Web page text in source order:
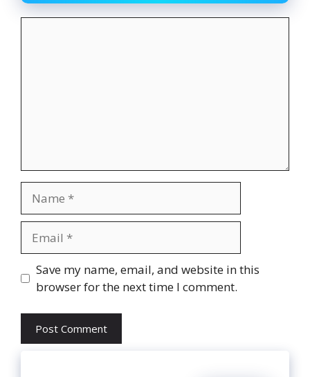
Website
Save my name, email, and website in this
browser for the next time I comment.